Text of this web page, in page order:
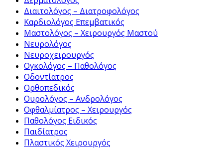
Διαιτολόγος – Διατροφολόγος
Καρδιολόγος Επεμβατικός
Μαστολόγος – Χειρουργός Μαστού
Νευρολόγος
Νευροχειρουργός
Ογκολόγος – Παθολόγος
Οδοντίατρος
Ορθοπεδικός
Ουρολόγος – Ανδρολόγος
Οφθαλμίατρος – Χειρουργός
Παθολόγος Ειδικός
Παιδίατρος
Πλαστικός Χειρουργός